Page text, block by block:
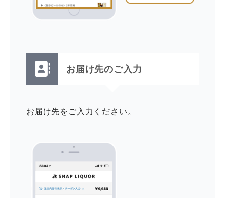
お届け先のご入力
お届け先をご入力ください。